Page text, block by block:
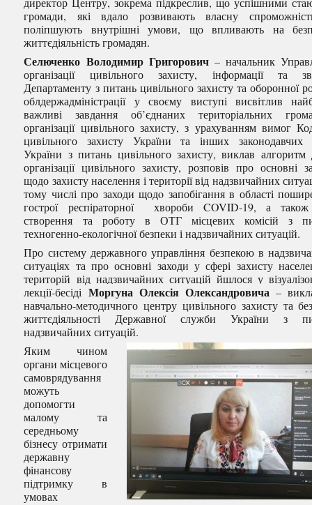
громади, які вдало розвивають власну
поліпшують внутрішні умови, що впливають на
життєдіяльність громадян.
Селюченко Володимир Григорович– начальник
організації цивільного захисту, інформації та
Департаменту з питань цивільного захисту та оборонної
облдержадміністрації у своєму виступі висвітлив
важливі завдання об’єднаних територіальних
організації цивільного захисту, з урахуванням вимог
цивільного захисту України та інших законодавчих
України з питань цивільного захисту, виклав алгоритм
організації цивільного захисту, розповів про основні
щодо захисту населення і території від надзвичайних
тому числі про заходи щодo запобiгання в області
гострої респіраторної хвороби COVID-19, а
створення та роботу в ОТГ місцевих комісій з
техногенно-екологічної безпеки і надзвичайних ситуацій.
Про систему державного управління безпекою в
ситуаціях та про основні заходи у сфері захисту
територій від надзвичайних ситуацій йшлося у
лекції-бесідіМоргуна Олексія Олександровича –
навчально-методичного центру цивільного захисту та
життєдіяльності Державної служби України з
надзвичайних ситуацій.
Яким чином
органи місцевого
самоврядування
можуть
допомогти
малому та
середньому
бізнесу отримати
державну
фінансову
підтримку в
умовах